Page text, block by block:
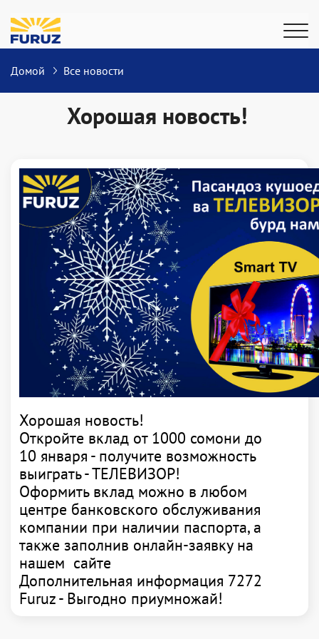
Домой Все новости
Хорошая новость!
Хорошая новость!
Откройте вклад от 1000 сомони до
10 января - получите возможность
выиграть - ТЕЛЕВИЗОР!
Оформить вклад можно в любом
центре банковского обслуживания
компании при наличии паспорта, а
также заполнив онлайн-заявку на
нашем сайте
Дополнительная информация 7272
Furuz - Выгодно приумножай!